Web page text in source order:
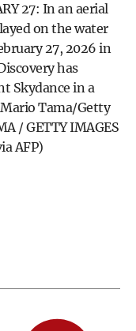
27: In an aerial
on the water
27, 2026 in
has
Skydance in a
Tama/Getty
/ GETTY IMAGES
AFP)